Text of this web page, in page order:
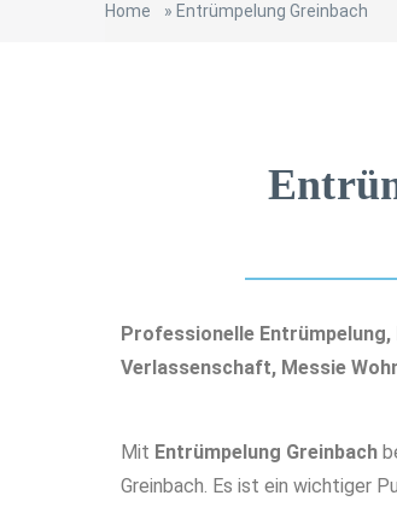
Home » Entrümpelung Greinbach
Professionelle
Verlassenschaft, Messie
Mit Entrümpelung Greinbach
Greinbach. Es ist ein wichtiger